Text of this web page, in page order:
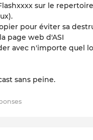
sur le
pour éviter sa
page web d'ASI
avec n'importe quel
sans peine.